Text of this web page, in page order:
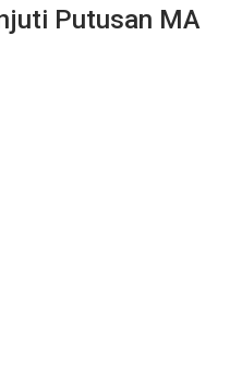
Putusan MA